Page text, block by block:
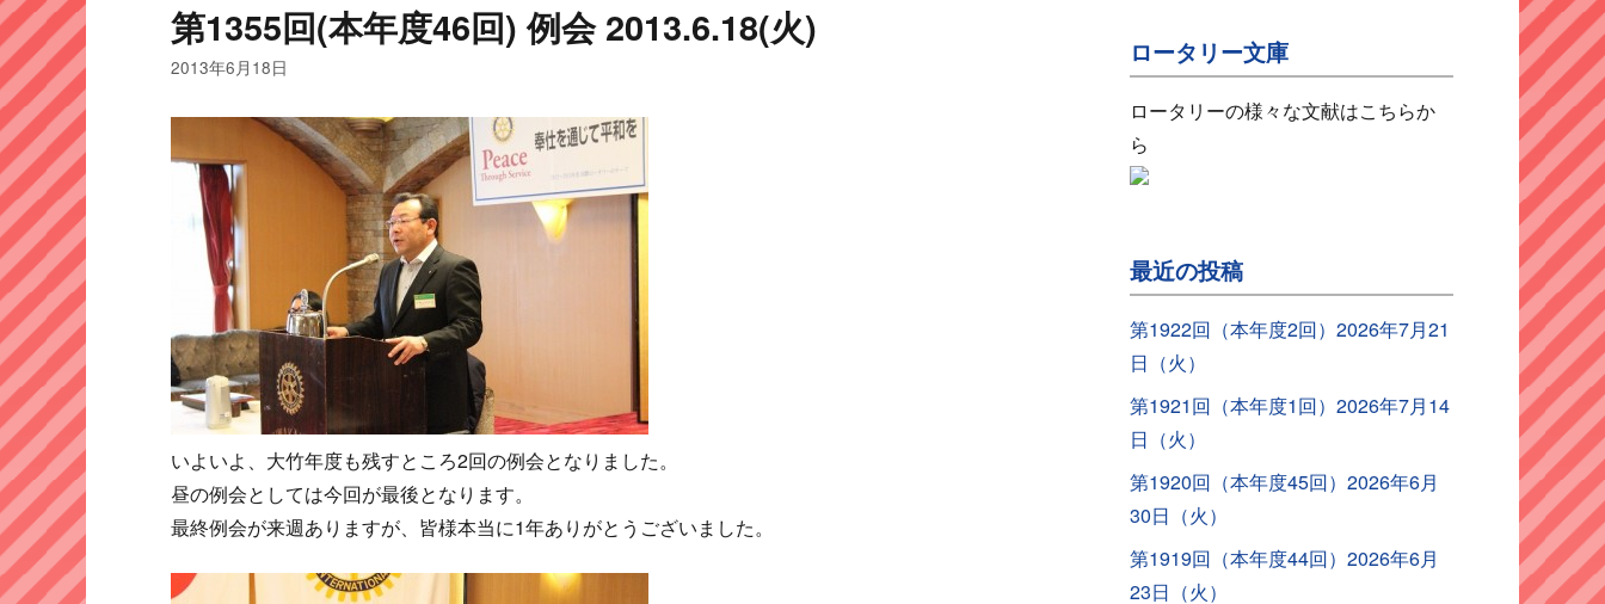
第1355回(本年度46回) 例会 2013.6.18(火)
2013年6月18日
いよいよ、大竹年度も残すところ2回の例会となりました。
昼の例会としては今回が最後となります。
最終例会が来週ありますが、皆様本当に1年ありがとうございました。
ロータリー文庫
ロータリーの様々な文献はこちらか
ら
最近の投稿
第1922回（本年度2回）2026年7月21
日（火）
第1921回（本年度1回）2026年7月14
日（火）
第1920回（本年度45回）2026年6月
30日（火）
第1919回（本年度44回）2026年6月
23日（火）